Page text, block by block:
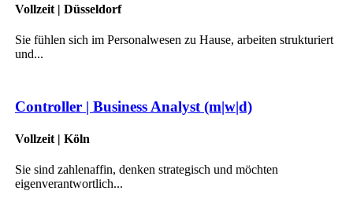
Vollzeit | Düsseldorf
Sie fühlen sich im Personalwesen zu Hause, arbeiten strukturiert
und...
Controller | Business Analyst (m|w|d)
Vollzeit | Köln
Sie sind zahlenaffin, denken strategisch und möchten
eigenverantwortlich...